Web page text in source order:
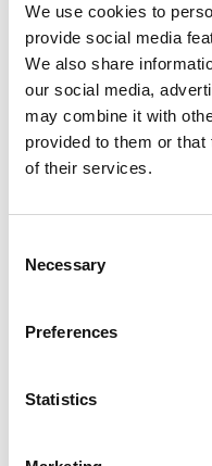
We use cookies to
provide social media
We also share
our social media,
may combine it with
provided to them or
of their services.
Selection
Necessary
Preferences
Statistics
NEUE